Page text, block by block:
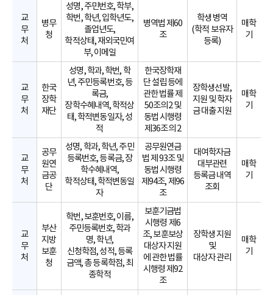
교
무
처
병무
청
성명, 주민번호, 학부,
학번, 학년, 입학년도,
졸업년도,
학적상태, 재외국민여
부, 이메일
병역법 제60
조
학생 병역
(학적 보유자
등록)
매학
기
교
무
처
한국
장학
재단
성명, 학과, 학번, 학
년, 주민등록번호, 등
록금,
장학수혜내역, 학적상
태, 학적변동일자, 성
적
한국장학재
단 설립 등에
관한 법률 제
50조의2 및
동법 시행령
제36조의 2
장학생선발,
지원 및 학자
금 대출 지원
매학
기
교
무
처
공무
원연
금공
단
성명, 학과, 학년, 주민
등록번호, 등록금, 장
학수혜내역,
학적상태, 학적변동일
자
공무원연금
법 제 93조 및
동법 시행령
제94조, 제96
조
대여학자금
대부관련
등록금 내역
조회
매학
기
교
무
처
부산
지방
보훈
청
학번, 보훈번호, 이름,
주민등록번호, 학과
명, 학년,
신청학점, 성적, 등록
금액, 총 등록학점, 최
종학적
보훈기금법
시행령 제6
조, 보훈보상
대상자 지원
에 관한 법률
시행령 제92
조
장학생 지원
및
대상자 관리
매학
기